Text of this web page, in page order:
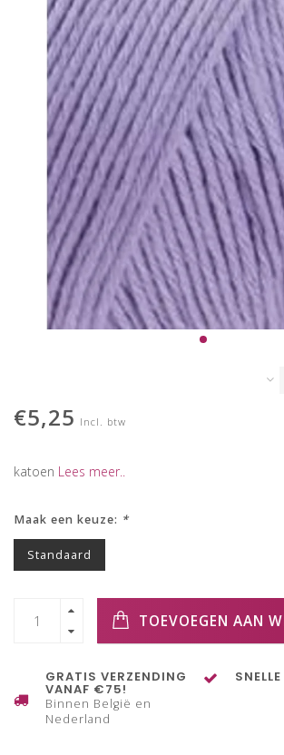
€5,25 Incl. btw
katoen Lees meer..
Maak een keuze: *
Standaard
TOEVOEGEN AAN
GRATIS VERZENDING
VANAF €75!
Binnen België en
Nederland